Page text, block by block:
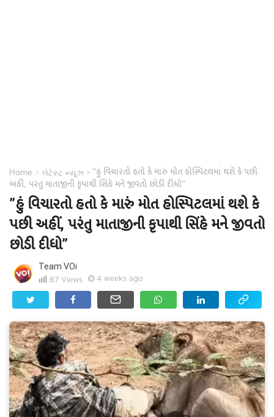
Home › લેટેસ્ટ ન્યૂઝ › ”હું વિચારતો હતો કે મારું મોત હોસ્પિટલમાં થશે કે પછી
અહીં, પરંતુ માતાજીની કૃપાથી સિંહે મને જીવતો છોડી દીધો”
”હું વિચારતો હતો કે મારું મોત હોસ્પિટલમાં થશે કે
પછી અહીં, પરંતુ માતાજીની કૃપાથી સિંહે મને જીવતો
છોડી દીધો”
Team VOi
87 Views 4 weeks ago